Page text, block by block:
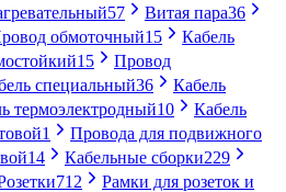
57 Витая пара36
обмоточный15
Кабель
15
Провод
специальный36
Кабель
термоэлектродный10
Кабель
1
Провода для подвижного
14 Кабельные сборки229
712
Рамки для розеток и